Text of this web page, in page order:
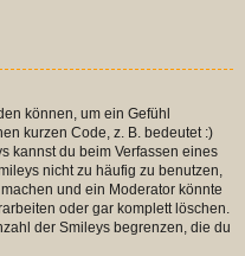
können, um ein Gefühl
kurzen Code, z. B. bedeutet :)
kannst du beim Verfassen eines
nicht zu häufig zu benutzen,
und ein Moderator könnte
oder gar komplett löschen.
der Smileys begrenzen, die du